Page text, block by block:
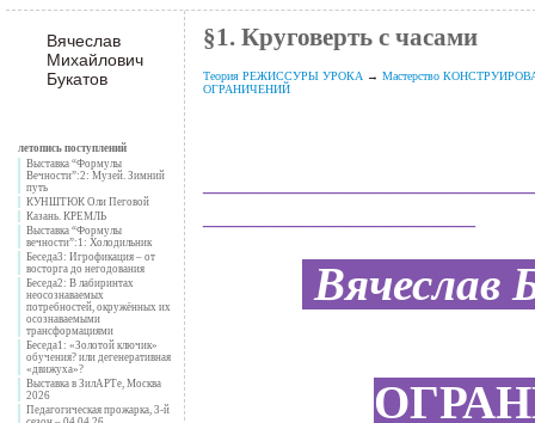
Вячеслав
Михайлович
Букатов
летопись поступлений
Выставка “Формулы
Вечности”:2: Музей. Зимний
путь
КУНШТЮК Оли Пеговой
Казань. КРЕМЛЬ
Выставка “Формулы
вечности”:1: Холодильник
Беседа3: Игрофикация – от
восторга до негодования
Беседа2: В лабиринтах
неосознаваемых
потребностей, окружённых их
осознаваемыми
трансформациями
Беседа1: «Золотой ключик»
обучения? или дегенеративная
«движуха»?
Выставка в ЗилАРТе, Москва
2026
Педагогическая прожарка, 3-й
§1. Круговерть с часами
Теория РЕЖИССУРЫ УРОКА→ Мастерство
ОГРАНИЧЕНИЙ
.Вячеслав